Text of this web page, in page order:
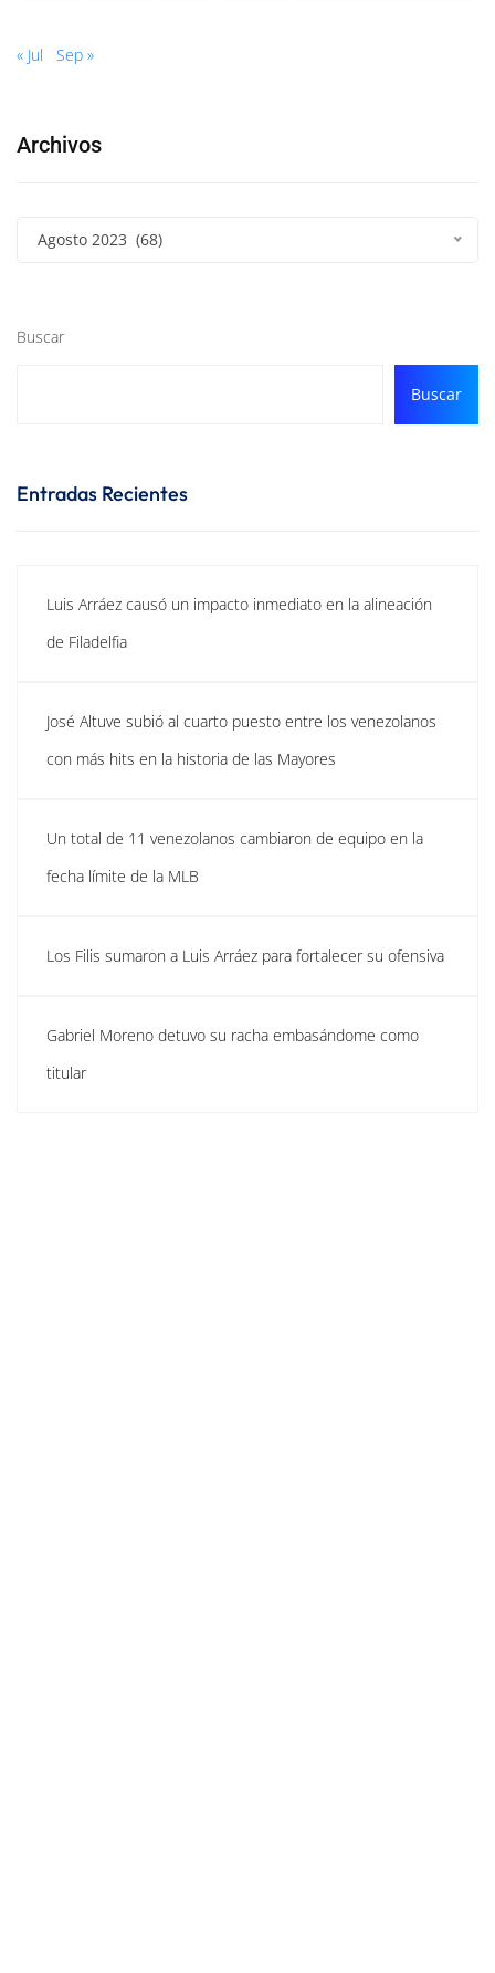
« Jul Sep »
Archivos
Agosto 2023 (68)
Buscar
Buscar
Entradas Recientes
Luis Arráez causó un impacto inmediato en la alineación
de Filadelfia
José Altuve subió al cuarto puesto entre los venezolanos
con más hits en la historia de las Mayores
Un total de 11 venezolanos cambiaron de equipo en la
fecha límite de la MLB
Los Filis sumaron a Luis Arráez para fortalecer su ofensiva
Gabriel Moreno detuvo su racha embasándome como
titular